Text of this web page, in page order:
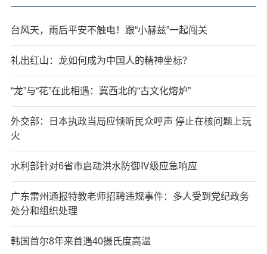
台风天，雨后平安不触电！跟“小赫兹”一起闯关
礼出红山：龙如何成为中国人的精神坐标？
“龙”与“花”在此相遇：冀西北的“古文化熔炉”
外交部：日本执政当局应倾听民众呼声 停止在核问题上玩
火
水利部针对6省市启动洪水防御Ⅳ级应急响应
广东雷州通报特教老师招聘违规事件：多人受到党纪政务
处分和组织处理
韩国首尔8年来首遇40摄氏度高温